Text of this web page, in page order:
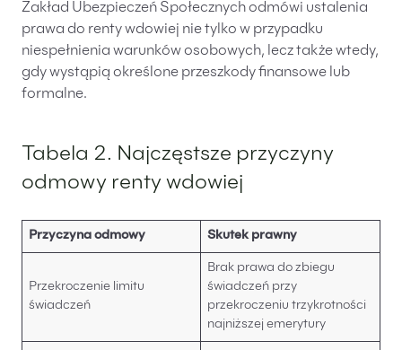
Zakład Ubezpieczeń Społecznych odmówi ustalenia
prawa do renty wdowiej nie tylko w przypadku
niespełnienia warunków osobowych, lecz także wtedy,
gdy wystąpią określone przeszkody finansowe lub
formalne.
Tabela 2. Najczęstsze przyczyny
odmowy renty wdowiej
Przyczyna odmowy Skutek prawny
Przekroczenie limitu
świadczeń
Brak prawa do zbiegu
świadczeń przy
przekroczeniu trzykrotności
najniższej emerytury